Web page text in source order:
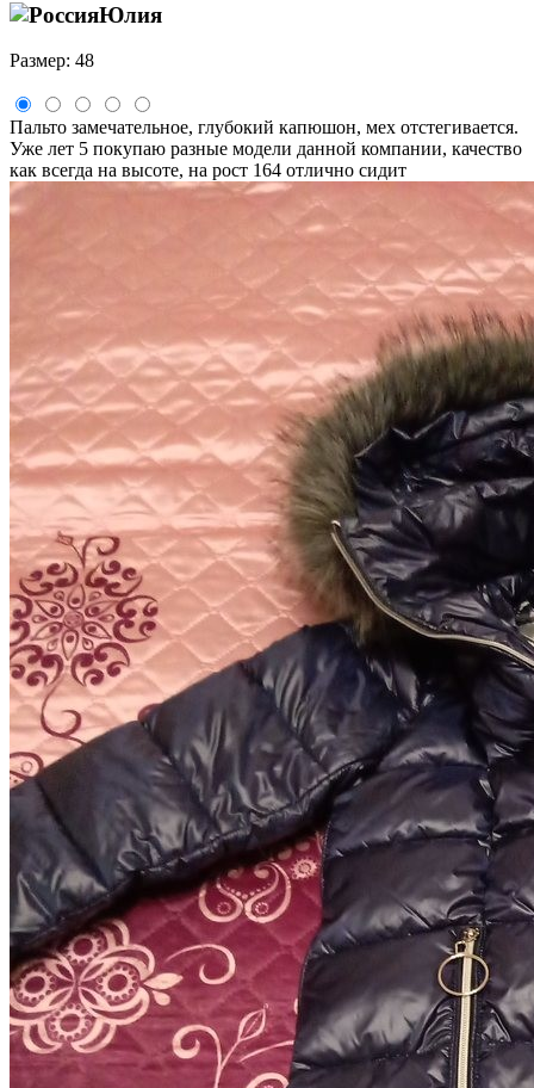
Юлия
Размер: 48
Пальто замечательное, глубокий капюшон, мех отстегивается.
Уже лет 5 покупаю разные модели данной компании, качество
как всегда на высоте, на рост 164 отлично сидит